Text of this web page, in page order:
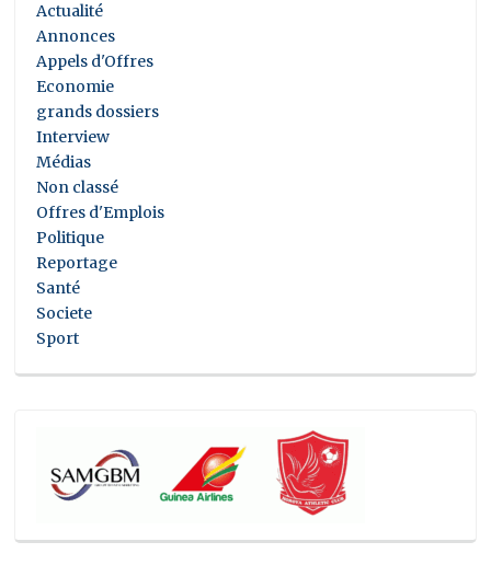
Actualité
Annonces
Appels d'Offres
Economie
grands dossiers
Interview
Médias
Non classé
Offres d'Emplois
Politique
Reportage
Santé
Societe
Sport